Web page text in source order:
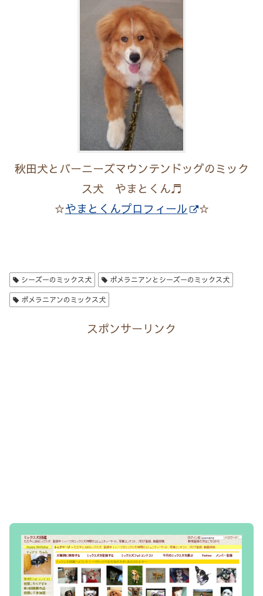
秋田犬とバーニーズマウンテンドッグのミック
ス犬 やまとくん♬
☆やまとくんプロフィール ☆
シーズーのミックス犬 ポメラニアンとシーズーのミックス犬
ポメラニアンのミックス犬
スポンサーリンク